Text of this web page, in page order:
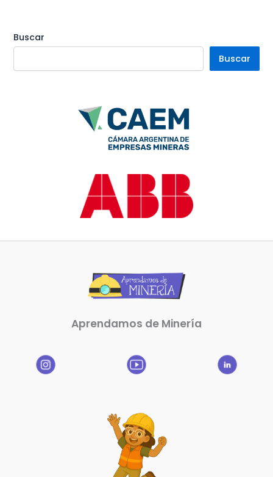
Buscar
Buscar
Aprendamos de Minería